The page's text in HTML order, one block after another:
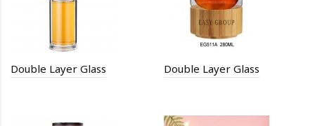
Double Layer Glass Double Layer Glass